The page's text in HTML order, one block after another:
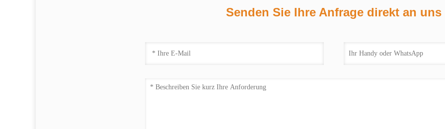
Senden Sie Ihre Anfrage direkt an uns